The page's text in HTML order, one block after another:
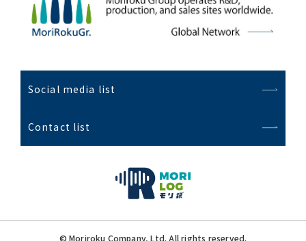
Social media list
Contact list
© Moriroku Company, Ltd. All rights reserved.